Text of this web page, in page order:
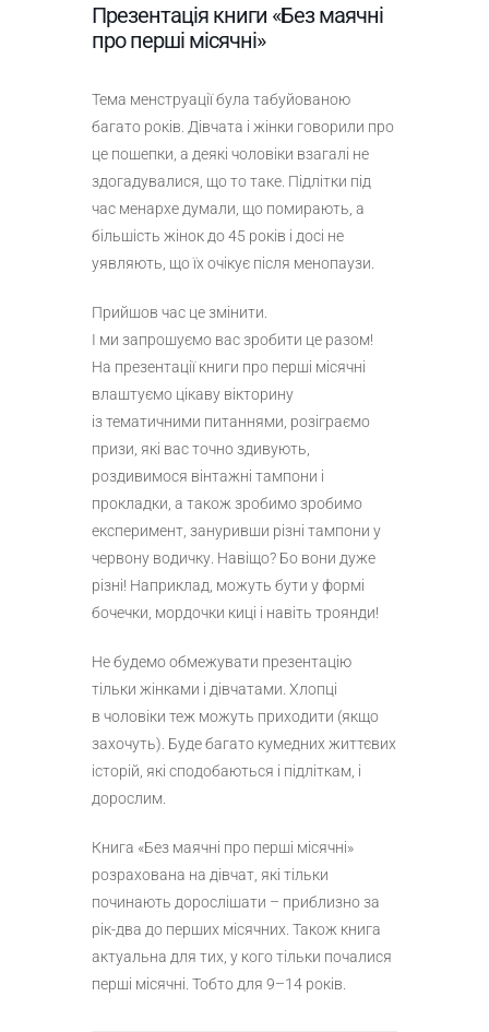
Презентація книги «Без маячні
про перші місячні»
Тема менструації була табуйованою
багато років. Дівчата і жінки говорили про
це пошепки, а деякі чоловіки взагалі не
здогадувалися, що то таке. Підлітки під
час менархе думали, що помирають, а
більшість жінок до 45 років і досі не
уявляють, що їх очікує після менопаузи.
Прийшов час це змінити.
І ми запрошуємо вас зробити це разом!
На презентації книги про перші місячні
влаштуємо цікаву вікторину
із тематичними питаннями, розіграємо
призи, які вас точно здивують,
роздивимося вінтажні тампони і
прокладки, а також зробимо зробимо
експеримент, зануривши різні тампони у
червону водичку. Навіщо? Бо вони дуже
різні! Наприклад, можуть бути у формі
бочечки, мордочки киці і навіть троянди!
Не будемо обмежувати презентацію
тільки жінками і дівчатами. Хлопці
в чоловіки теж можуть приходити (якщо
захочуть). Буде багато кумедних життєвих
історій, які сподобаються і підліткам, і
дорослим.
Книга «Без маячні про перші місячні»
розрахована на дівчат, які тільки
починають дорослішати – приблизно за
рік-два до перших місячних. Також книга
актуальна для тих, у кого тільки почалися
перші місячні. Тобто для 9–14 років.